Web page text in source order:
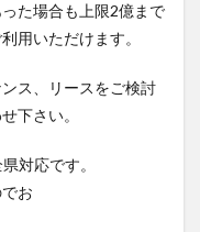
た場合も上限2億まで
用いただけます。
ス、リースをご検討
下さい。
対応です。
お